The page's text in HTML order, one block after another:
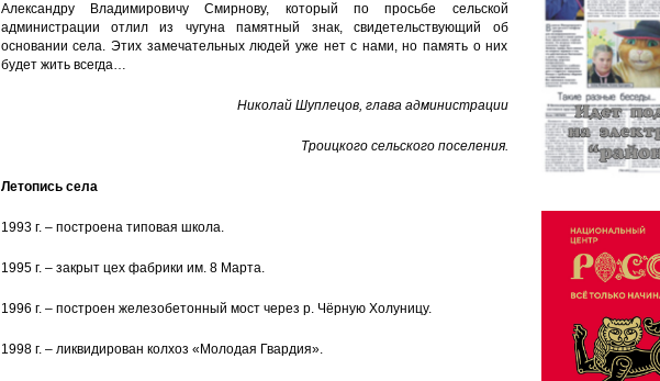
Александру Владимировичу Смирнову, который по просьбе сельской
администрации отлил из чугуна памятный знак, свидетельствующий об
основании села. Этих замечательных людей уже нет с нами, но память о них
будет жить всегда…
Николай Шуплецов, глава администрации
Троицкого сельского поселения.
Летопись села
1993 г. – построена типовая школа.
1995 г. – закрыт цех фабрики им. 8 Марта.
1996 г. – построен железобетонный мост через р. Чёрную Холуницу.
1998 г. – ликвидирован колхоз «Молодая Гвардия».